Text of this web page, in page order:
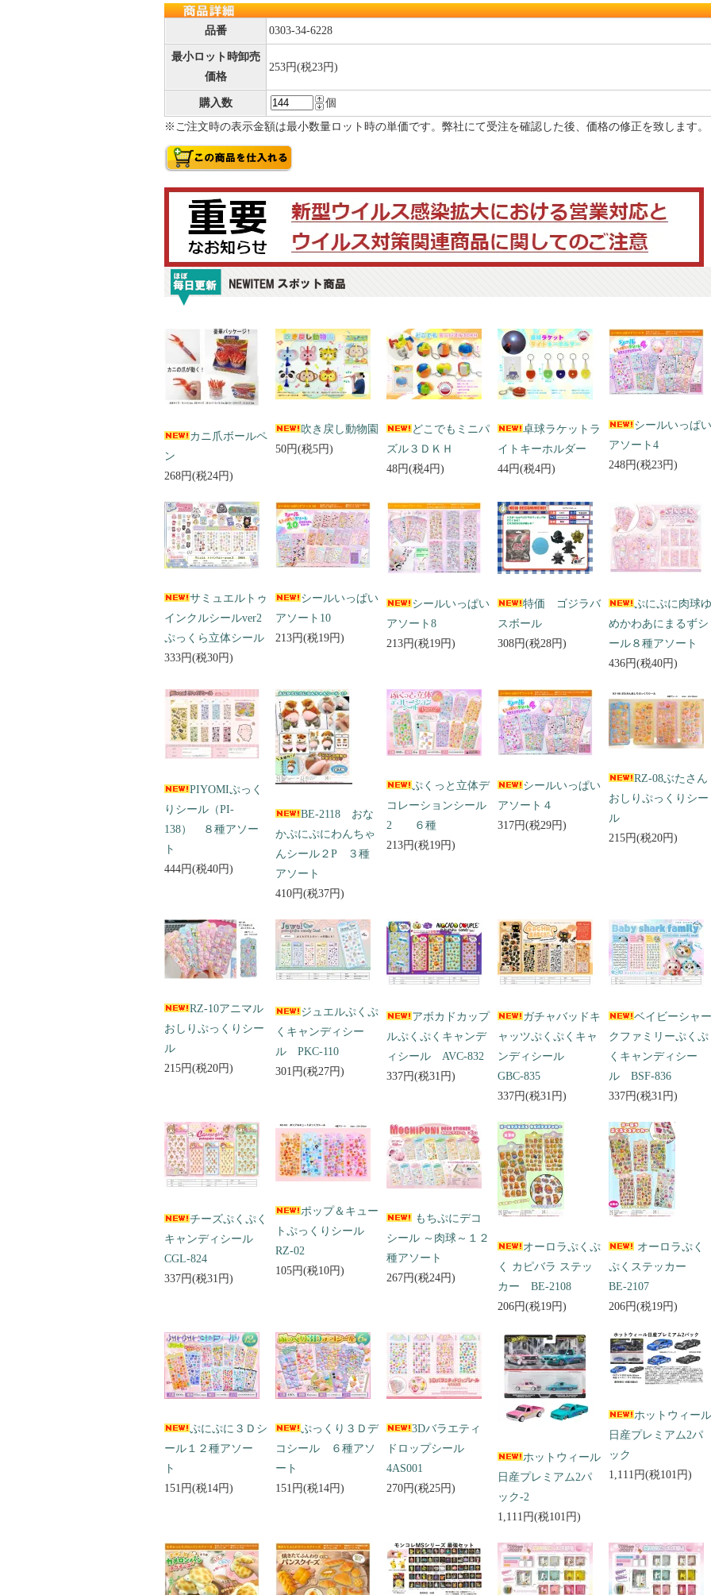
品番 0303-34-6228
最小ロット時卸売
価格
253円(税23円)
購入数
個
※ご注文時の表示金額は最小数量ロット時の単価です。弊社にて受注を確認した後、価格の修正を致します。
カニ爪ボールペ
ン
268円(税24円)
吹き戻し動物園
50円(税5円)
どこでもミニパ
ズル３ＤＫＨ
48円(税4円)
卓球ラケットラ
イトキーホルダー
44円(税4円)
シールいっぱい
アソート4
248円(税23円)
サミュエルトゥ
インクルシールver2
ぷっくら立体シール
333円(税30円)
シールいっぱい
アソート10
213円(税19円)
シールいっぱい
アソート8
213円(税19円)
特価 ゴジラバ
スボール
308円(税28円)
ぷにぷに肉球ゆ
めかわあにまるずシ
ール８種アソート
436円(税40円)
PIYOMIぷっく
りシール（PI-
138） ８種アソー
ト
444円(税40円)
BE-2118 おな
かぷにぷにわんちゃ
んシール２P ３種
アソート
410円(税37円)
ぷくっと立体デ
コレーションシール
2 ６種
213円(税19円)
シールいっぱい
アソート４
317円(税29円)
RZ-08ぶたさん
おしりぷっくりシー
ル
215円(税20円)
RZ-10アニマル
おしりぷっくりシー
ル
215円(税20円)
ジュエルぷくぷ
くキャンディシー
ル PKC-110
301円(税27円)
アボカドカップ
ルぷくぷくキャンデ
ィシール AVC-832
337円(税31円)
ガチャバッドキ
ャッツぷくぷくキャ
ンディシール
GBC-835
337円(税31円)
ベイビーシャー
クファミリーぷくぷ
くキャンディシー
ル BSF-836
337円(税31円)
チーズぷくぷく
キャンディシール
CGL-824
337円(税31円)
ポップ＆キュー
トぷっくりシール
RZ-02
105円(税10円)
もちぷにデコ
シール ～肉球～１２
種アソート
267円(税24円)
オーロラぷくぷ
く カピバラ ステッ
カー BE-2108
206円(税19円)
オーロラぷく
ぷくステッカー
BE-2107
206円(税19円)
ぷにぷに３Ｄシ
ール１２種アソー
ト
151円(税14円)
ぷっくり３Ｄデ
コシール ６種アソ
ート
151円(税14円)
3Dバラエティ
ドロップシール
4AS001
270円(税25円)
ホットウィール
日産プレミアム2パ
ック-2
1,111円(税101円)
ホットウィール
日産プレミアム2パ
ック
1,111円(税101円)